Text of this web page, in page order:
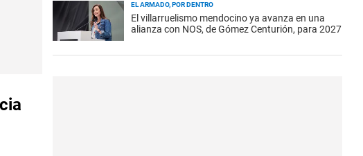
EL ARMADO, POR DENTRO
El villarruelismo mendocino ya avanza en una
alianza con NOS, de Gómez Centurión, para 2027